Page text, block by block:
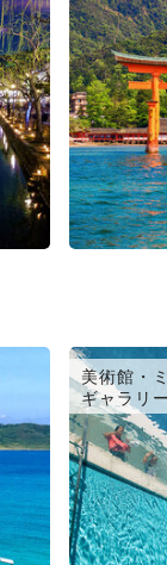
美術館・
ギャラリー